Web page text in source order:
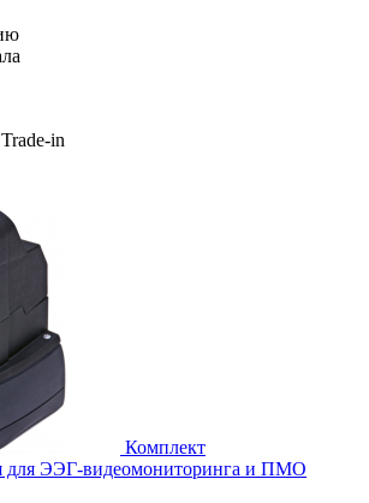
in
Комплект
для ЭЭГ-видеомониторинга и ПМО